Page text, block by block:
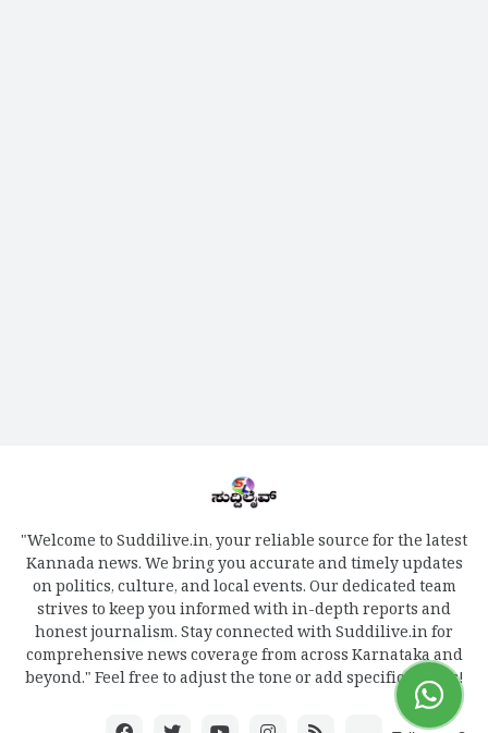
"Welcome to Suddilive.in, your reliable source for the latest
Kannada news. We bring you accurate and timely updates
on politics, culture, and local events. Our dedicated team
strives to keep you informed with in-depth reports and
honest journalism. Stay connected with Suddilive.in for
comprehensive news coverage from across Karnataka and
beyond." Feel free to adjust the tone or add specific details!